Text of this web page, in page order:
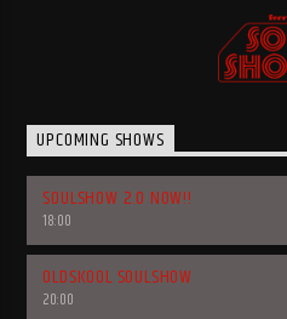
UPCOMING SHOWS
SOULSHOW 2.0 NOW!!
18:00
OLDSKOOL SOULSHOW
20:00